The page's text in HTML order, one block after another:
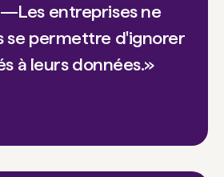
—Les entreprises ne
se permettre d'ignorer
à leurs données.»